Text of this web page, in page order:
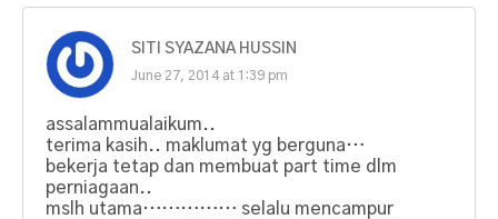
SITI SYAZANA HUSSIN
June 27, 2014 at 1:39 pm
assalammualaikum..
terima kasih.. maklumat yg berguna…
bekerja tetap dan membuat part time dlm
perniagaan..
mslh utama…………… selalu mencampur